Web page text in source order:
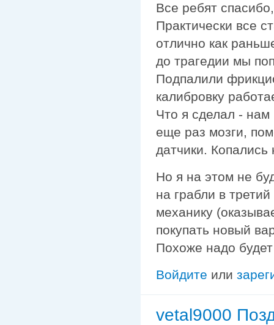
Все ребят
Практически все
отлично как
до трагедии мы
Подпалили
калибровку
Что я сделал - нам
еще раз мозги,
датчики. Копались
Но я на этом не
на грабли в
механику
покупать новый
Похоже надо
Войдите или
vetal9000